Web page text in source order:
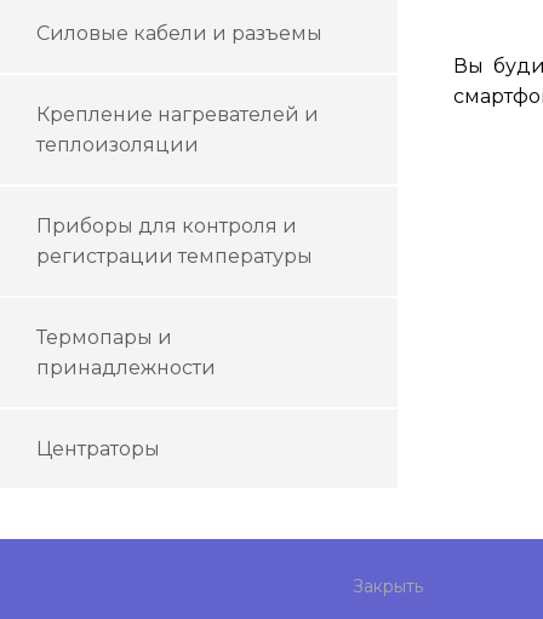
Вы
Силовые кабели и разъемы
Крепление нагревателей и
теплоизоляции
Приборы для контроля и
регистрации температуры
Термопары и
принадлежности
Центраторы
Закрыть